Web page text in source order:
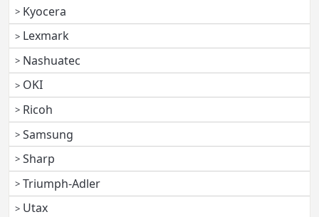
Kyocera
Lexmark
Nashuatec
OKI
Ricoh
Samsung
Sharp
Triumph-Adler
Utax